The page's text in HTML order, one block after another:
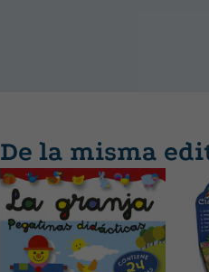
De la misma